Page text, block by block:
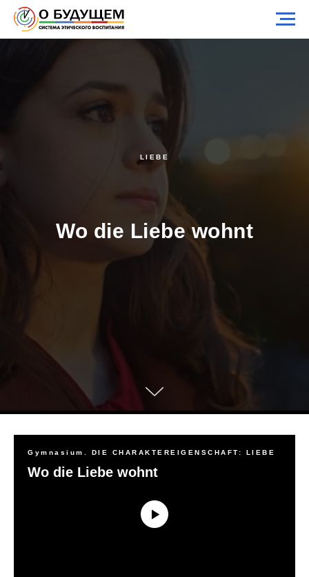
LIEBE
Wo die Liebe wohnt
Gymnasium. DIE CHARAKTEREIGENSCHAFT: LIEBE
Wo die Liebe wohnt